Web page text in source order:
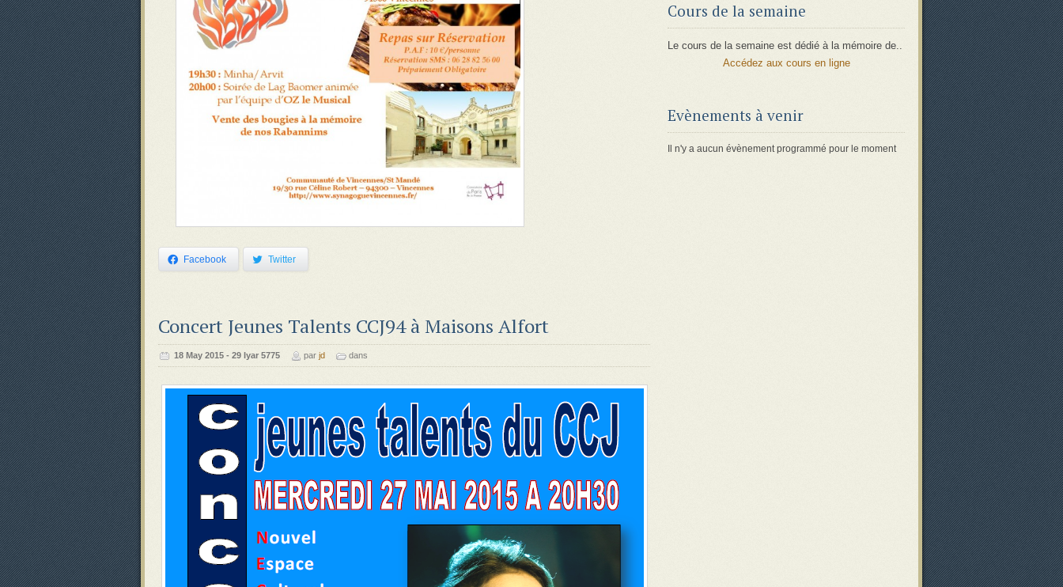
Facebook Twitter
Concert Jeunes Talents CCJ94 à Maisons Alfort
‍‍18 May 2015 - 29 Iyar 5775 par jd dans
Cours de la semaine
Le cours de la semaine est dédié à la mémoire de..
Accédez aux cours en ligne
Evènements à venir
Il n'y a aucun évènement programmé pour le moment